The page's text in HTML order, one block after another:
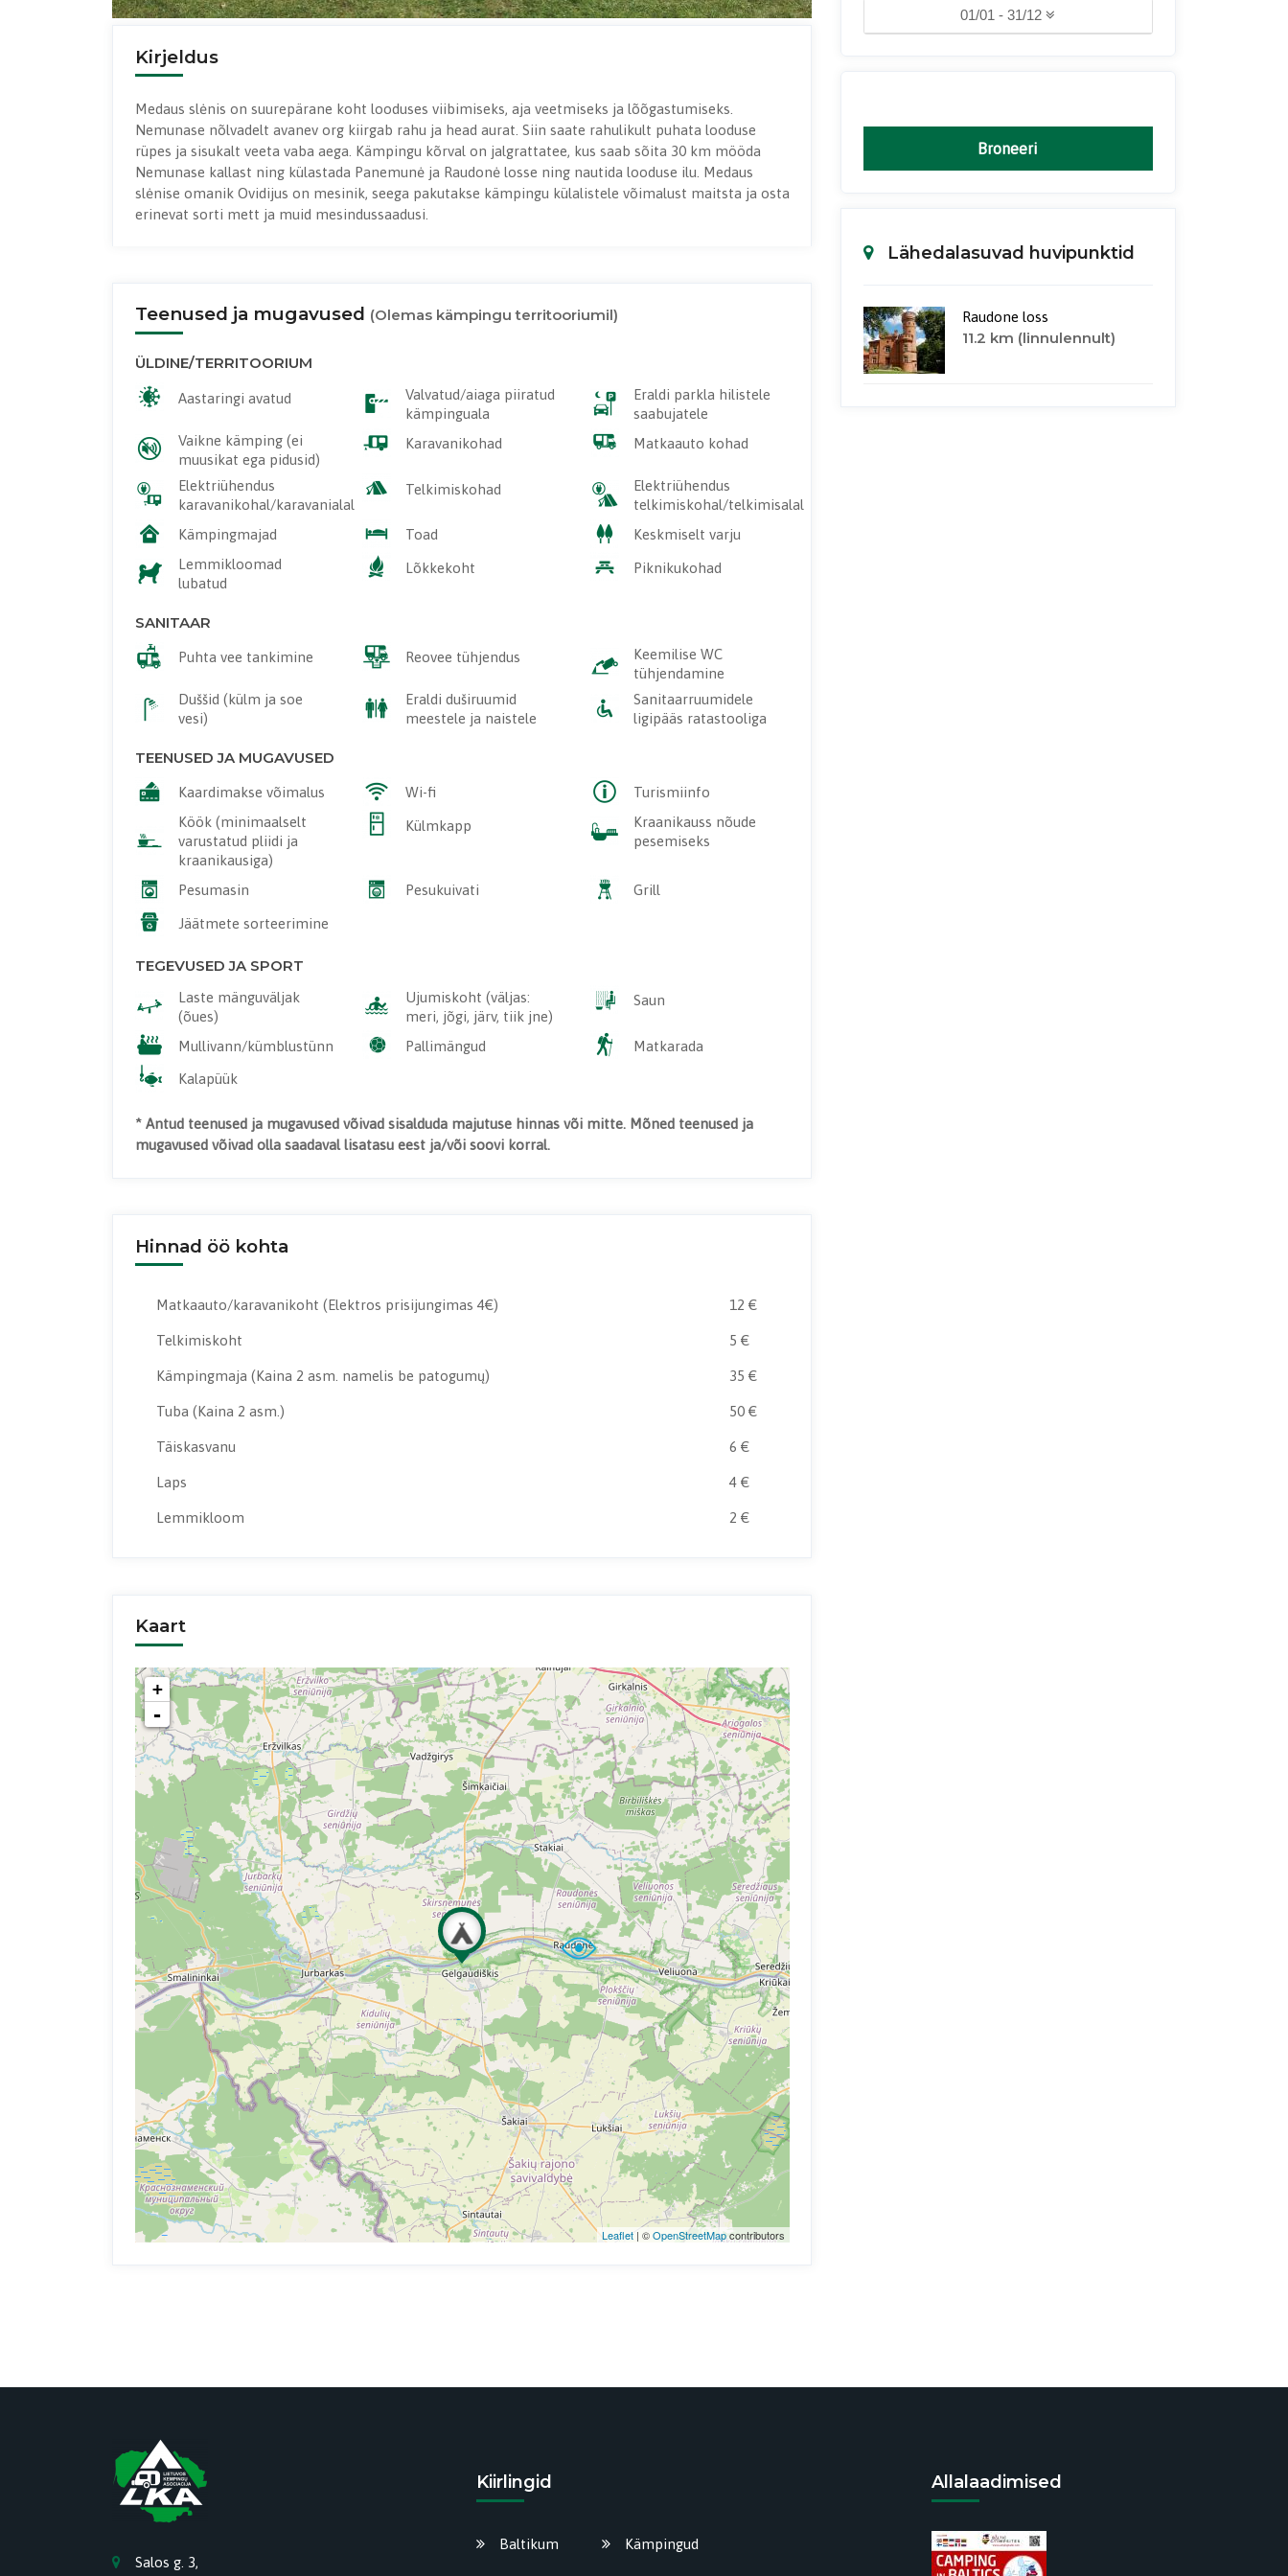
Kirjeldus
Medaus slėnis on suurepärane koht looduses viibimiseks, aja veetmiseks ja lõõgastumiseks.
Nemunase nõlvadelt avanev org kiirgab rahu ja head aurat. Siin saate rahulikult puhata looduse
rüpes ja sisukalt veeta vaba aega. Kämpingu kõrval on jalgrattatee, kus saab sõita 30 km mööda
Nemunase kallast ning külastada Panemunė ja Raudonė losse ning nautida looduse ilu. Medaus
slėnise omanik Ovidijus on mesinik, seega pakutakse kämpingu külalistele võimalust maitsta ja osta
erinevat sorti mett ja muid mesindussaadusi.
Teenused ja mugavused (Olemas kämpingu territooriumil)
ÜLDINE/TERRITOORIUM
Aastaringi avatud
Valvatud/aiaga piiratud
kämpinguala
Eraldi parkla hilistele
saabujatele
Vaikne kämping (ei
muusikat ega pidusid)
Karavanikohad Matkaauto kohad
Elektriühendus
karavanikohal/karavanialal
Telkimiskohad
Elektriühendus
telkimiskohal/telkimisalal
Kämpingmajad
Toad
Keskmiselt varju
Lemmikloomad
lubatud
Lõkkekoht Piknikukohad
SANITAAR
Puhta vee tankimine Reovee tühjendus
Keemilise WC
tühjendamine
Duššid (külm ja soe
vesi)
Eraldi duširuumid
meestele ja naistele
Sanitaarruumidele
ligipääs ratastooliga
TEENUSED JA MUGAVUSED
Kaardimakse võimalus Wi-fi
Turismiinfo
Köök (minimaalselt
varustatud pliidi ja
kraanikausiga)
Külmkapp
Kraanikauss nõude
pesemiseks
Pesumasin Pesukuivati Grill
Jäätmete sorteerimine
TEGEVUSED JA SPORT
Laste mänguväljak
(õues)
Ujumiskoht (väljas:
meri, jõgi, järv, tiik jne)
Saun
Mullivann/kümblustünn Pallimängud Matkarada
Kalapüük
* Antud teenused ja mugavused võivad sisalduda majutuse hinnas või mitte. Mõned teenused ja
mugavused võivad olla saadaval lisatasu eest ja/või soovi korral.
Hinnad öö kohta
Matkaauto/karavanikoht (Elektros prisijungimas 4€) 12 €
Telkimiskoht 5 €
Kämpingmaja (Kaina 2 asm. namelis be patogumų) 35 €
Tuba (Kaina 2 asm.) 50 €
Täiskasvanu 6 €
Laps 4 €
Lemmikloom 2 €
Kaart
+
-
Leaflet| ©OpenStreetMapcontributors
01/01 - 31/12
Broneeri
Lähedalasuvad huvipunktid
Raudone loss
11.2 km (linnulennult)
Salos g. 3,
Kiirlingid
Baltikum Kämpingud
Allalaadimised